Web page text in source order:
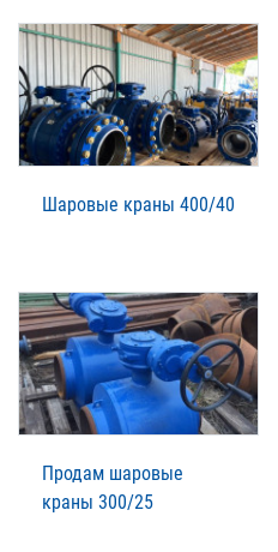
Шаровые краны 400/40
Продам шаровые
краны 300/25